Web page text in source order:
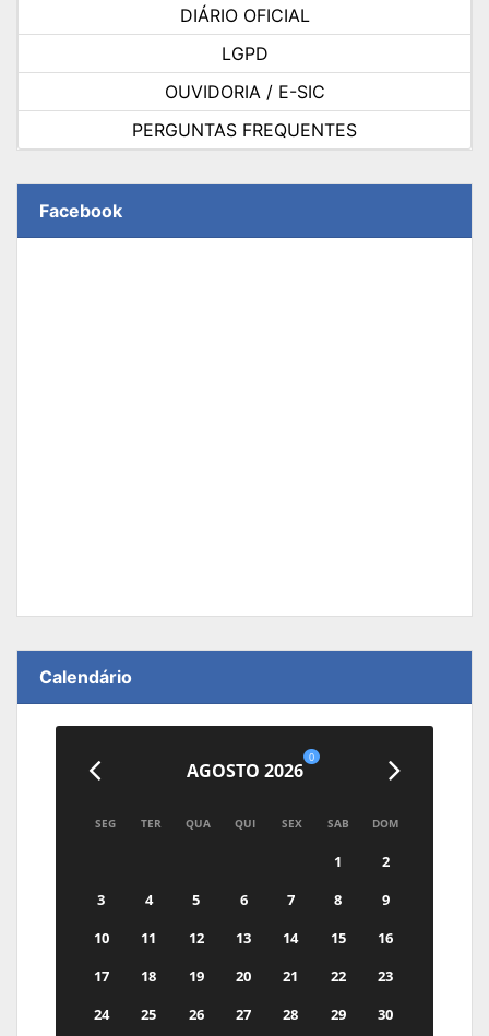
DIÁRIO OFICIAL
LGPD
OUVIDORIA / E-SIC
PERGUNTAS FREQUENTES
Facebook
Calendário
AGOSTO 2026
0
SEG TER QUA QUI SEX SAB DOM
1
2
3
4 5 6 7 8
9
10
11 12 13 14 15
16
17
18 19 20 21 22
23
24
25 26 27 28 29
30